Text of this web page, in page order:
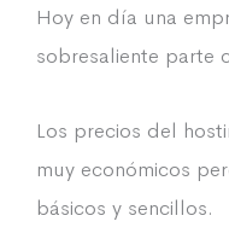
Hoy en día una
sobresaliente parte
Los precios del
muy económicos
básicos y sencillos.